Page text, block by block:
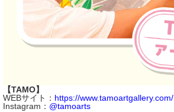
【TAMO】
WEBサイト： https://www.tamoartgallery.com/
Instagram： @tamoarts